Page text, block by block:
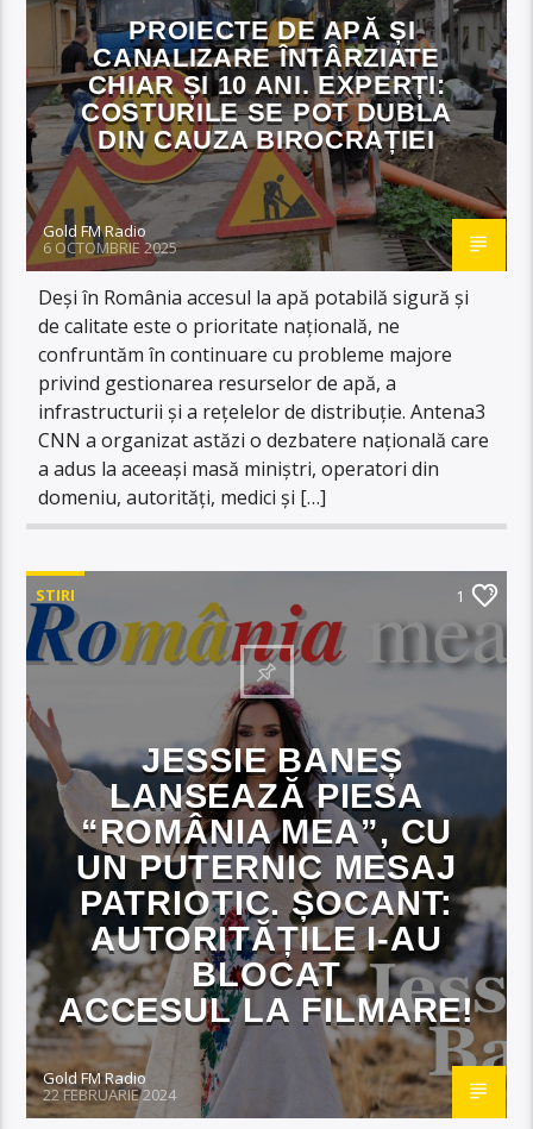
PROIECTE DE APĂ ȘI
CANALIZARE ÎNTÂRZIATE
CHIAR ȘI 10 ANI. EXPERȚI:
COSTURILE SE POT DUBLA
DIN CAUZA BIROCRAȚIEI
Gold FM Radio
6 OCTOMBRIE 2025
Deși în România accesul la apă potabilă sigură și
de calitate este o prioritate națională, ne
confruntăm în continuare cu probleme majore
privind gestionarea resurselor de apă, a
infrastructurii și a rețelelor de distribuție. Antena3
CNN a organizat astăzi o dezbatere națională care
a adus la aceeași masă miniștri, operatori din
domeniu, autorități, medici și […]
STIRI 1
JESSIE BANEȘ
LANSEAZĂ PIESA
“ROMÂNIA MEA”, CU
UN PUTERNIC MESAJ
PATRIOTIC. ȘOCANT:
AUTORITĂȚILE I-AU
BLOCAT
ACCESUL LA FILMARE!
Gold FM Radio
22 FEBRUARIE 2024